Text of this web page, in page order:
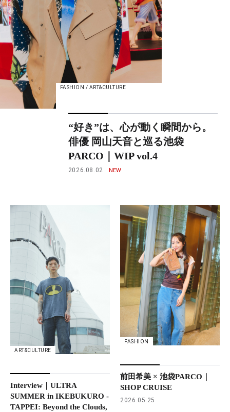
FASHION / ART&CULTURE
“好き”は、心が動く瞬間から。
俳優 岡山天音と巡る池袋
PARCO｜WIP vol.4
2026.08.02
ART&CULTURE
Interview｜ULTRA
SUMMER in IKEBUKURO -
TAPPEI: Beyond the Clouds,
FASHION
前田希美 × 池袋PARCO｜
SHOP CRUISE
2026.05.25